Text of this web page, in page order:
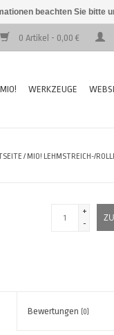
0 Artikel - 0,00 €
WERKZEUGE
/ MIO! LEHMSTREICH-/
+
-
Bewertungen (0)
beachten Sie bitte